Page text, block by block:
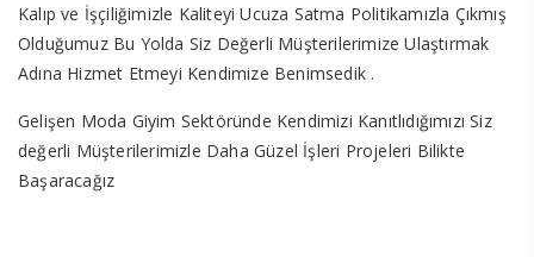
Kalıp ve İşçiliğimizle Kaliteyi Ucuza Satma Politikamızla Çıkmış
Olduğumuz Bu Yolda Siz Değerli Müşterilerimize Ulaştırmak
Adına Hizmet Etmeyi Kendimize Benimsedik .
Gelişen Moda Giyim Sektöründe Kendimizi Kanıtlıdığımızı Siz
değerli Müşterilerimizle Daha Güzel İşleri Projeleri Bilikte
Başaracağız